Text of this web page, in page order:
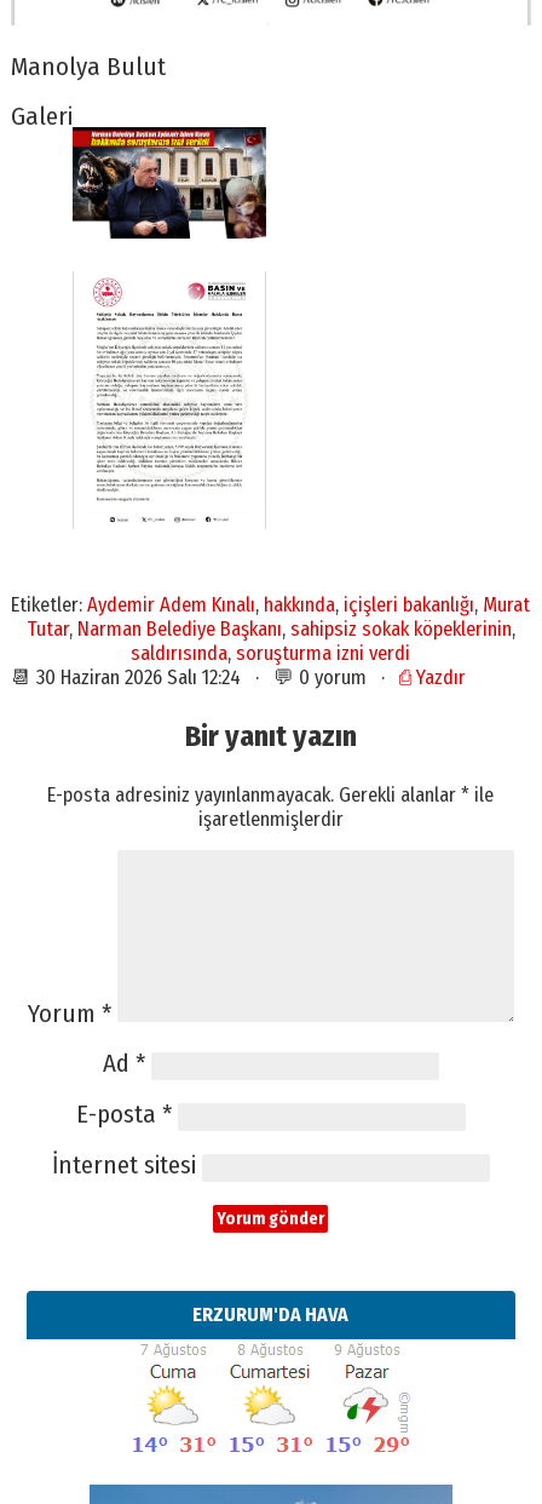
Manolya Bulut
Galeri
Etiketler:Aydemir Adem Kınalı, hakkında, içişleri bakanlığı, Murat
Tutar, Narman Belediye Başkanı, sahipsiz sokak köpeklerinin,
saldırısında,soruşturma izni verdi
📆 30 Haziran 2026 Salı 12:24 · 💬 0 yorum · ⎙ Yazdır
Bir yanıt yazın
E-posta adresiniz yayınlanmayacak. Gerekli alanlar* ile
işaretlenmişlerdir
Yorum *
Ad *
E-posta *
İnternet sitesi
ERZURUM'DA HAVA